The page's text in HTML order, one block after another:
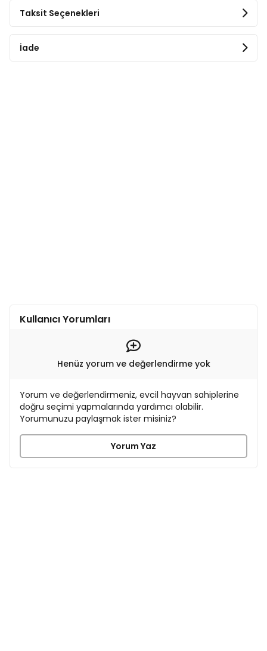
Taksit Seçenekleri
İade
Kullanıcı Yorumları
Henüz yorum ve değerlendirme yok
Yorum ve değerlendirmeniz, evcil hayvan sahiplerine
doğru seçimi yapmalarında yardımcı olabilir.
Yorumunuzu paylaşmak ister misiniz?
Yorum Yaz